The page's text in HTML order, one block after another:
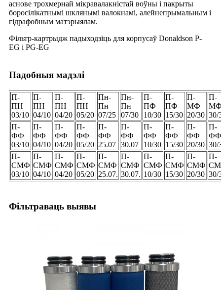
аснове трохмернай мікравалакністай воўны і пакрыты
боросілікатнымі шклянымі валокнамі, алейнепрымальным і
гідрафобным матэрыялам.
Фільтр-картрыдж падыходзіць для корпусаў Donaldson P-
EG і PG-EG
Падобныя мадэлі
П-
ПН
03/10
П-
ПН
04/10
П-
ПН
04/20
П-
ПН
05/20
Пн-
Пн
07/25
Пн-
Пн
07/30
П-
ПФ
10/30
П-
ПФ
15/30
П-
МФ
20/30
П-
30/
П-
ФФ
03/10
П-
ФФ
04/10
П-
ФФ
04/20
П-
ФФ
05/20
П-
ФФ
25.07
П-
ФФ
30.07
П-
ФФ
10/30
П-
ФФ
15/30
П-
ФФ
20/30
П-
ФФ
30/
П-
СМФ
03/10
П-
СМФ
04/10
П-
СМФ
04/20
П-
СМФ
05/20
П-
СМФ
25.07.
П-
СМФ
30.07.
П-
СМФ
10/30
П-
СМФ
15/30
П-
СМФ
20/30
П-
30/
Фільтраваць выявы